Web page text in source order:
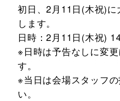
初日、2月11日(木祝)
します。
日時：2月11日(木祝)
※日時は予告なしに変
す。
※当日は会場スタッフ
い。